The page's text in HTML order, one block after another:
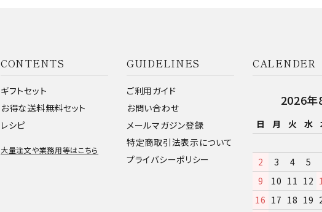
CONTENTS
ギフトセット
お得な送料無料セット
レシピ
大量注文や業務用等はこちら
GUIDELINES
ご利用ガイド
お問い合わせ
メールマガジン登録
特定商取引法表示について
プライバシーポリシー
CALENDER
2026年
日 月 火 水
2
3 4 5
9
10 11 12
16 17 18 19